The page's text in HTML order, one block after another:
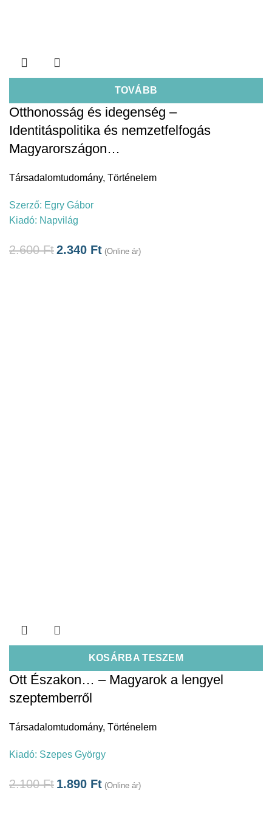
TOVÁBB
Otthonosság és idegenség –
Identitáspolitika és nemzetfelfogás
Magyarországon…
Társadalomtudomány, Történelem
Szerző: Egry Gábor
Kiadó: Napvilág
2.600Ft2.340 Ft (Online ár)
KOSÁRBA TESZEM
Ott Északon… – Magyarok a lengyel
szeptemberről
Társadalomtudomány, Történelem
Kiadó: Szepes György
2.100Ft 1.890 Ft (Online ár)